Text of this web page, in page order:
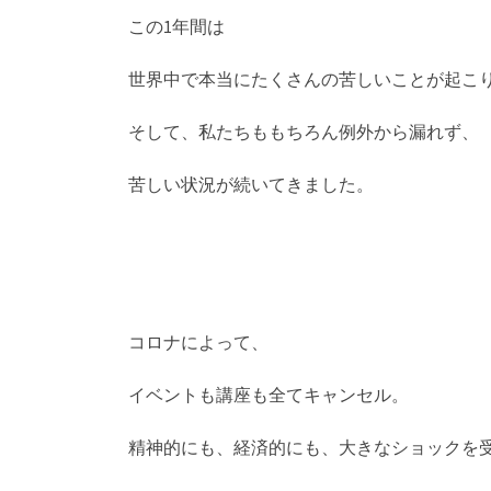
この1年間は
世界中で本当にたくさんの苦しいことが起こ
そして、私たちももちろん例外から漏れず、
苦しい状況が続いてきました。
コロナによって、
イベントも講座も全てキャンセル。
精神的にも、経済的にも、大きなショックを